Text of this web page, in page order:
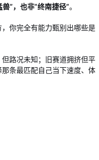
”，也非“终南捷径”。
你完全有能力甄别出哪些是
路况未知；旧赛道拥挤但平
条最匹配自己当下速度、体